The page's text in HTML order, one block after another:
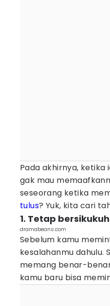
Pada akhirnya,
gak mau
seseorang ketika
tulus? Yuk, kita cari
1. Tetap
dramabeans.com
Sebelum kamu
kesalahanmu dahulu.
memang benar-
kamu baru bisa